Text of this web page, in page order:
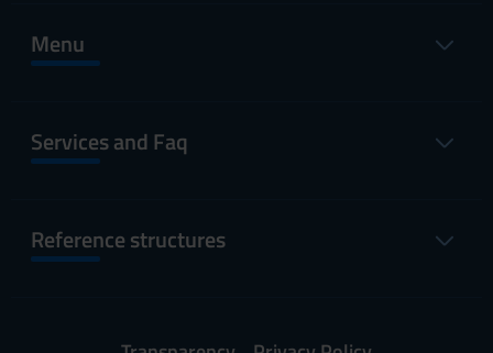
Menu
Services and Faq
Reference structures